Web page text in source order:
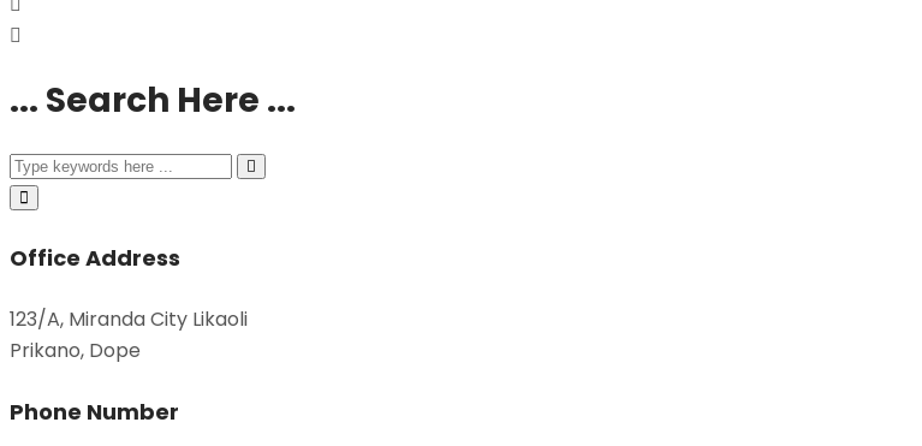
... Search Here ...
Office Address
123/A, Miranda City Likaoli
Prikano, Dope
Phone Number